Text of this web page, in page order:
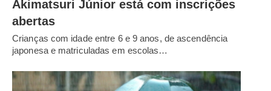
Akimatsuri Júnior está com inscrições
abertas
Crianças com idade entre 6 e 9 anos, de ascendência
japonesa e matriculadas em escolas…